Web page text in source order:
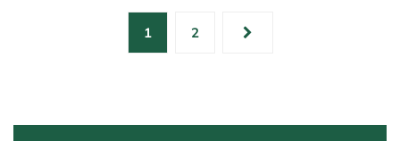
1 2